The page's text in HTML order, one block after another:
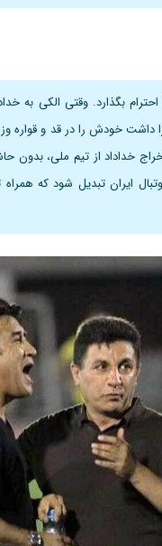
بگذارد. وقتی الکی به
داشت خودش را در قد و قواره
خداداد از تیم ملی، بدون
ایران تبدیل شود که